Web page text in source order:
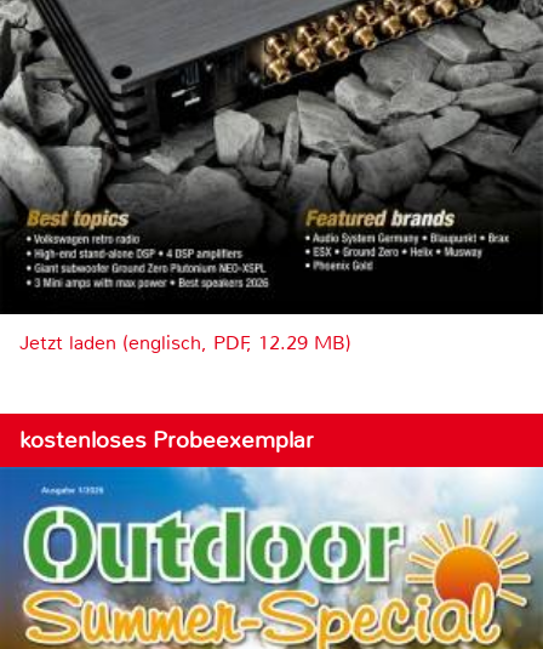
Jetzt laden (englisch, PDF, 12.29 MB)
kostenloses Probeexemplar